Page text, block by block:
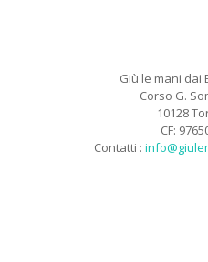
Giù le mani dai
Corso G.
10128
CF:
Contatti :